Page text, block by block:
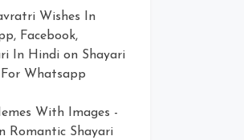
Wishes In
Facebook,
In Hindi on Shayari
Whatsapp
With Images -
Romantic Shayari